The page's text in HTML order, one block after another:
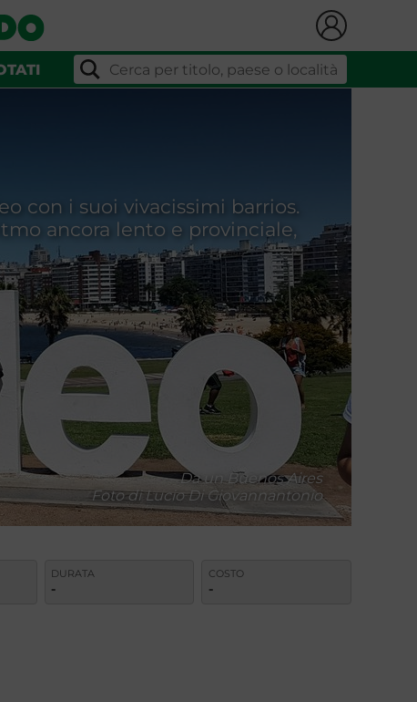
con i suoi vivacissimi barrios.
ancora lento e provinciale,
Da un Buenos Aires
Foto di Lucio Di Giovannantonio
DURATA
-
COSTO
-